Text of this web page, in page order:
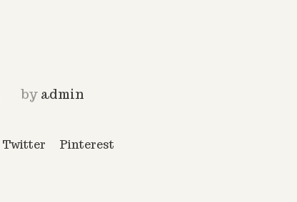
by admin
Twitter Pinterest